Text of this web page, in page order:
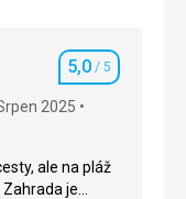
Hodnocení
5,0 / 5
2025
ale na pláž
je